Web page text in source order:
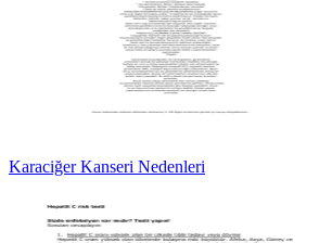
Karaciğer Kanseri Nedenleri